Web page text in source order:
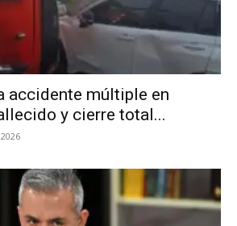
accidente múltiple en
y cierre total...